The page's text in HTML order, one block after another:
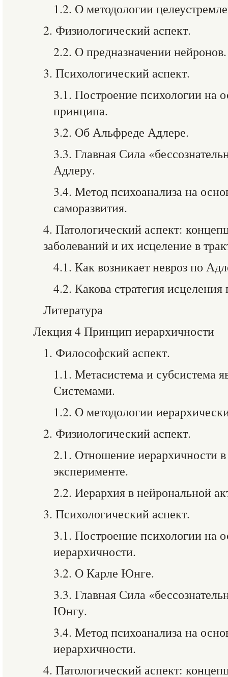
1.2. О методологии
2. Физиологический аспект.
2.2. О предназначении нейронов.
3. Психологический аспект.
3.1. Построение психологии на
принципа.
3.2. Об Альфреде Адлере.
3.3. Главная Сила
Адлеру.
3.4. Метод психоанализа на
саморазвития.
4. Патологический аспект:
заболеваний и их исцеление в
4.1. Как возникает невроз по
4.2. Какова стратегия
Литература
Лекция 4 Принцип иерархичности
1. Философский аспект.
1.1. Метасистема и субсистема
Системами.
1.2. О методологии
2. Физиологический аспект.
2.1. Отношение иерархичности
эксперименте.
2.2. Иерархия в нейрональной
3. Психологический аспект.
3.1. Построение психологии на
иерархичности.
3.2. О Карле Юнге.
3.3. Главная Сила
Юнгу.
3.4. Метод психоанализа на
иерархичности.
4. Патологический аспект: